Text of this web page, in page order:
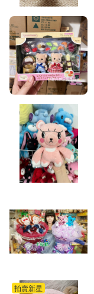
拍賣新星